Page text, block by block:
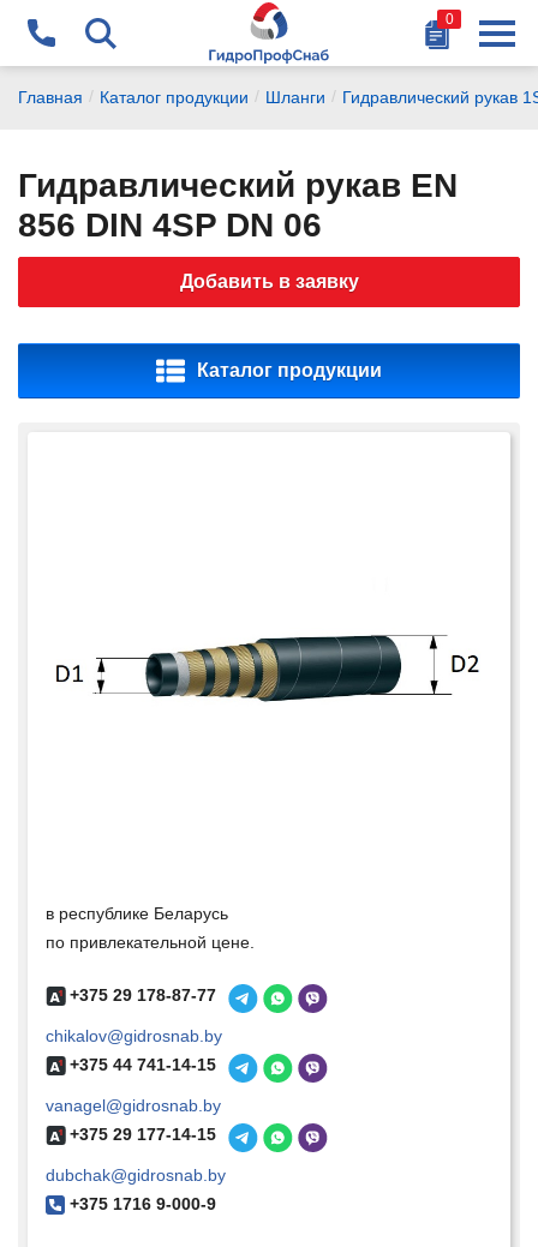
+375 44 741-14-15
vanagel@gidrosnab.by
+375 29 177-14-15
+375 1716 9-000-9
0
Найти
Главная / Каталог продукции / Шланги / Гидравлический рукав
Гидравлический рукав EN
856 DIN 4SP DN 06
Добавить в заявку
Каталог продукции
в республике Беларусь
по привлекательной цене.
+375 29 178-87-77
chikalov@gidrosnab.by
+375 44 741-14-15
vanagel@gidrosnab.by
+375 29 177-14-15
dubchak@gidrosnab.by
+375 1716 9-000-9